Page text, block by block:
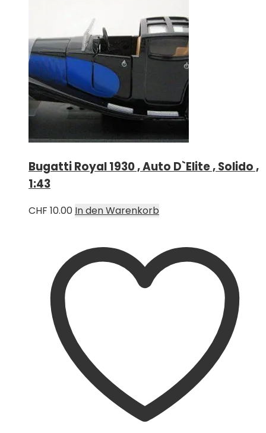
Bugatti Royal 1930 , Auto D`Elite , Solido ,
1:43
CHF 10.00 In den Warenkorb